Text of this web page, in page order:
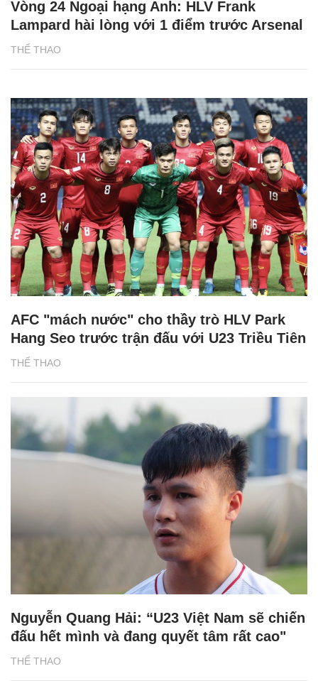
THỂ THAO
Vòng 24 Ngoại hạng Anh: HLV Frank
Lampard hài lòng với 1 điểm trước Arsenal
THỂ THAO
AFC "mách nước" cho thầy trò HLV Park
Hang Seo trước trận đấu với U23 Triều Tiên
THỂ THAO
Nguyễn Quang Hải: “U23 Việt Nam sẽ chiến
đấu hết mình và đang quyết tâm rất cao"